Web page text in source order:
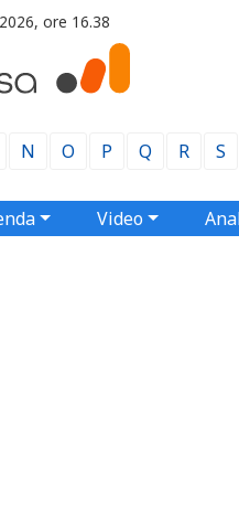
ore 16.38
N O P Q R S
Video